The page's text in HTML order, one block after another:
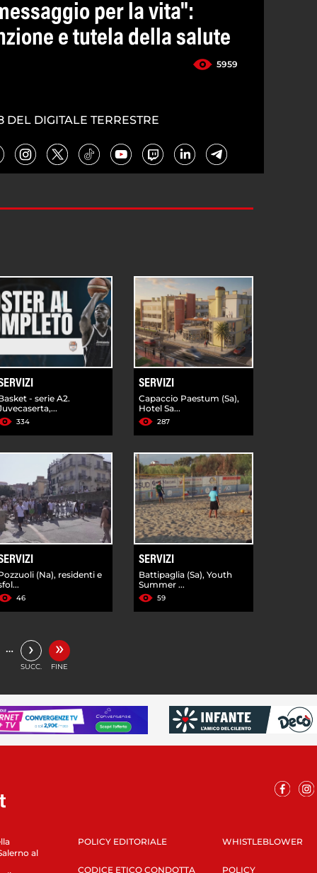
per la vita":
e tutela della salute
5959
DIGITALE TERRESTRE
- serie A2.
334
SERVIZI
Capaccio Paestum (Sa),
Hotel Sa...
287
(Na), residenti e
46
SERVIZI
Battipaglia (Sa), Youth
Summer ...
59
… ›
SUCC.
»
FINE
al
POLICY EDITORIALE
CODICE ETICO CONDOTTA
WHISTLEBLOWER
POLICY